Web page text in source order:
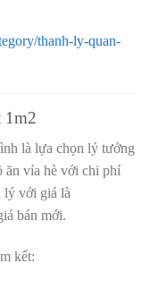
thanh-ly-quan-
1m2
là lựa chọn lý tưởng
ăn vỉa hè với chi phí
lý với giá là
bán mới.
kết: